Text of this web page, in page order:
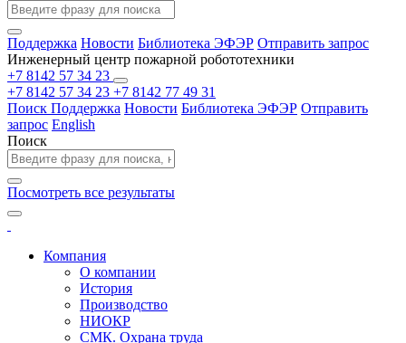
Поддержка Новости Библиотека ЭФЭР Отправить запрос
Инженерный центр пожарной робототехники
+7 8142 57 34 23
+7 8142 57 34 23 +7 8142 77 49 31
Поиск Поддержка Новости Библиотека ЭФЭР Отправить
запрос English
Поиск
Посмотреть все результаты
Компания
О компании
История
Производство
НИОКР
СМК. Охрана труда